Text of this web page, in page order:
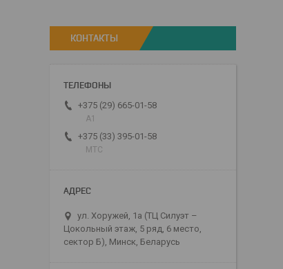
КОНТАКТЫ
+375 (29) 665-01-58
A1
+375 (33) 395-01-58
МТС
ул. Хоружей, 1а (ТЦ Силуэт –
Цокольный этаж, 5 ряд, 6 место,
сектор Б), Минск, Беларусь